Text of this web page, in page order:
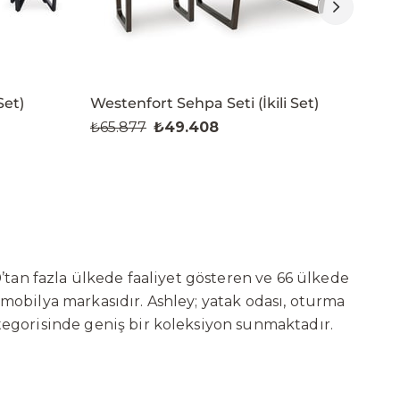
Westenfort Sehpa Seti (İkili Set)
₺49.408
₺65.877
fazla ülkede faaliyet gösteren ve 66 ülkede
markasıdır. Ashley; yatak odası, oturma
geniş bir koleksiyon sunmaktadır.
değil, aynı zamanda gelecekte
yatırımları kapsamında, Kayseri Serbest